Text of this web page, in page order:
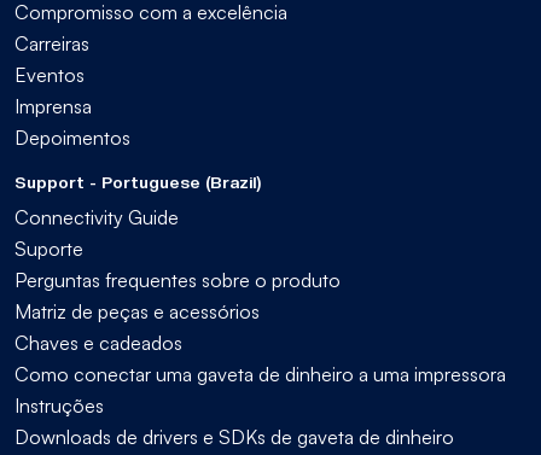
Compromisso com a excelência
Carreiras
Eventos
Imprensa
Depoimentos
Support - Portuguese (Brazil)
Connectivity Guide
Suporte
Perguntas frequentes sobre o produto
Matriz de peças e acessórios
Chaves e cadeados
Como conectar uma gaveta de dinheiro a uma impressora
Instruções
Downloads de drivers e SDKs de gaveta de dinheiro